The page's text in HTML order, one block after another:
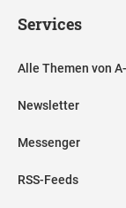
Services
Alle Themen von
Newsletter
Messenger
RSS-Feeds